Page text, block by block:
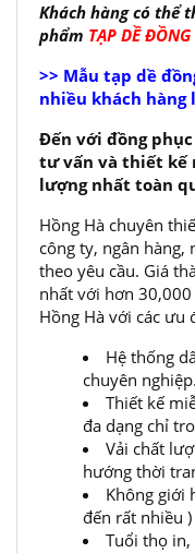
Khách hàng có thể
phẩm TẠP DỀ
>> Mẫu tạp dề
nhiều khách hàng
Đến với đồng phục
tư vấn và thiết kế
lượng nhất toàn
Hồng Hà chuyên
công ty, ngân
theo yêu cầu. Giá
nhất với hơn
Hồng Hà với các ưu
Hệ thống
chuyên nghiệp.
Thiết kế
đa dạng chỉ
Vải chất
hướng thời
Không giới
đến rất nhiều )
Tuổi thọ